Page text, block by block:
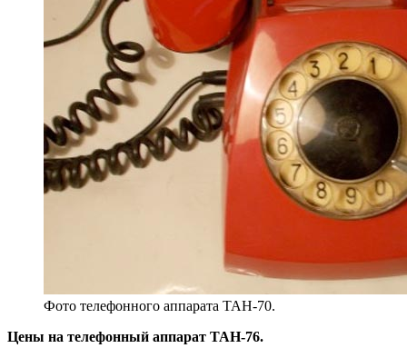
Фото телефонного аппарата ТАН-70.
Цены на телефонный аппарат ТАН-76.